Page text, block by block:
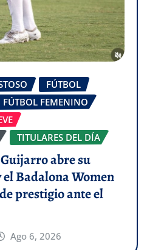
FÚTBOL
FÚTBOL FEMENINO
TITULARES DEL DÍA
abre su
el Badalona Women
prestigio ante el
Ago 6, 2026